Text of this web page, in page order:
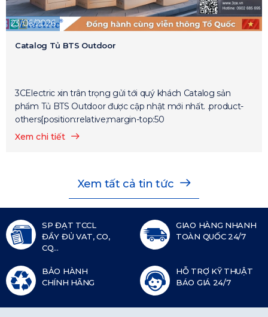
23/06/2026
Catalog Tủ BTS Outdoor
3CElectric xin trân trọng gửi tới quý khách Catalog sản
phẩm Tủ BTS Outdoor được cập nhật mới nhất. .product-
others{position:relative;margin-top:50
Xem chi tiết
Xem tất cả tin tức
SP ĐẠT TCCL
ĐẦY ĐỦ VAT, CO,
CQ...
GIAO HÀNG NHANH
TOÀN QUỐC 24/7
BẢO HÀNH
CHÍNH HÃNG
HỖ TRỢ KỸ THUẬT
BÁO GIÁ 24/7